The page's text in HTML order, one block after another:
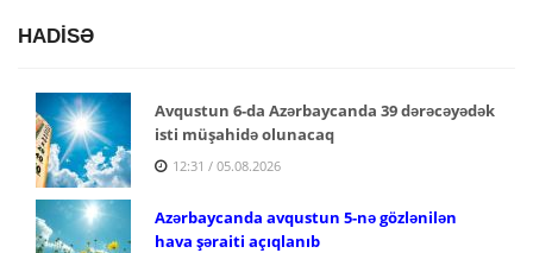
HADİSƏ
Avqustun 6-da Azərbaycanda 39 dərəcəyədək
isti müşahidə olunacaq
12:31 / 05.08.2026
Azərbaycanda avqustun 5-nə gözlənilən
hava şəraiti açıqlanıb